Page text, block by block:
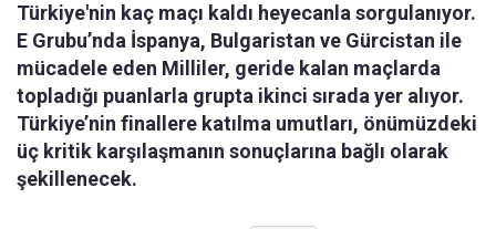
Türkiye'nin kaç maçı kaldı heyecanla sorgulanıyor.
E Grubu’nda İspanya, Bulgaristan ve Gürcistan ile
mücadele eden Milliler, geride kalan maçlarda
topladığı puanlarla grupta ikinci sırada yer alıyor.
Türkiye’nin finallere katılma umutları, önümüzdeki
üç kritik karşılaşmanın sonuçlarına bağlı olarak
şekillenecek.